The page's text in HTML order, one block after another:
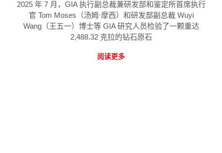
2025 年 7 月，GIA 执行副总裁兼研发部和鉴定所首席执行
官 Tom Moses（汤姆·摩西）和研发部副总裁 Wuyi
Wang（王五一）博士等 GIA 研究人员检验了一颗重达
2,488.32 克拉的钻石原石
阅读更多